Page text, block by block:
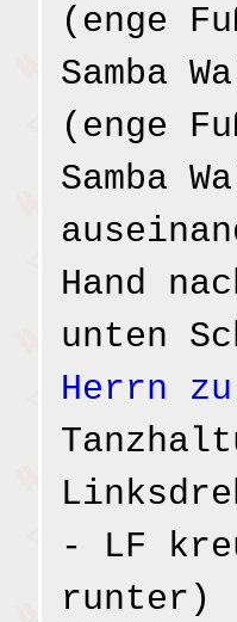
(enge
Samba
(enge
Samba
Hand
unten
Herrn
- LF
runter) |